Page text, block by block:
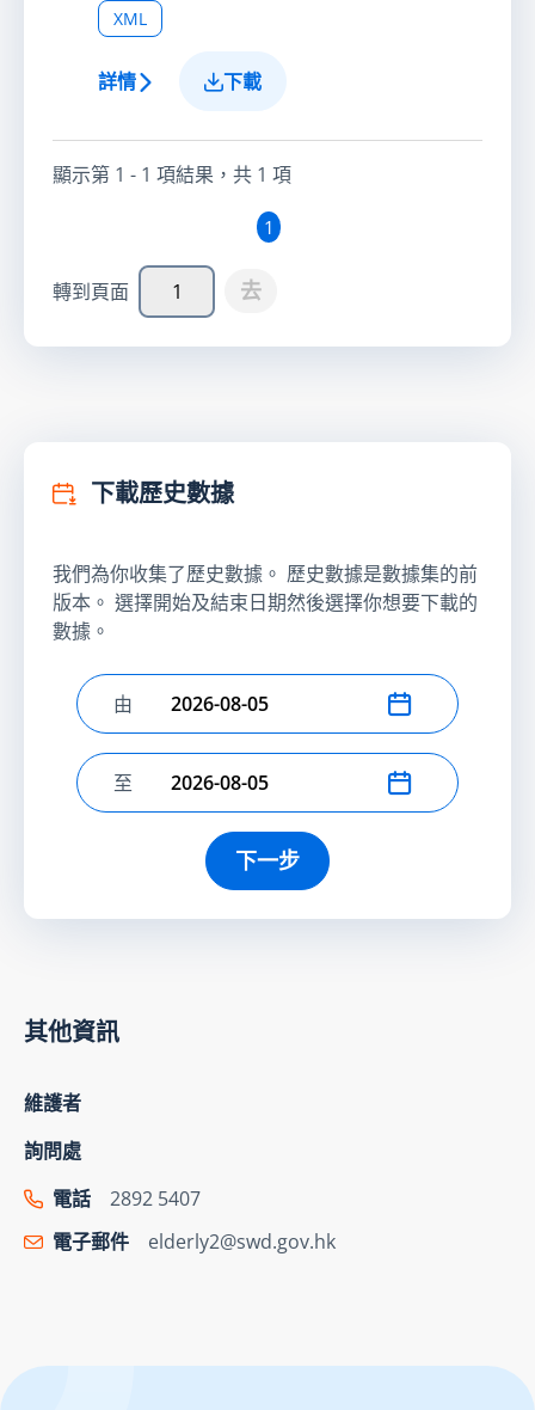
XML
詳情 下載
顯示第 1 - 1 項結果，共 1 項
1
轉到頁面 去
下載歷史數據
我們為你收集了歷史數據。 歷史數據是數據集的前
版本。 選擇開始及結束日期然後選擇你想要下載的
數據。
選擇開始日期
由
選擇結束日期
至
下一步
其他資訊
維護者
詢問處
電話
2892 5407
電子郵件
elderly2@swd.gov.hk